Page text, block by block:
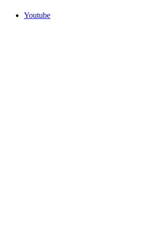
Youtube